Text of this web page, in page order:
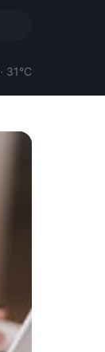
· 31°C